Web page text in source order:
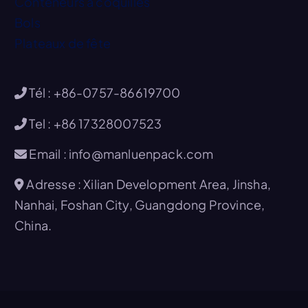
Bols
Plateaux de fête
Tél : +86-0757-86619700
Tel : +86 17328007523
Email : info@manluenpack.com
Adresse : Xilian Development Area, Jinsha,
Nanhai, Foshan City, Guangdong Province,
China.